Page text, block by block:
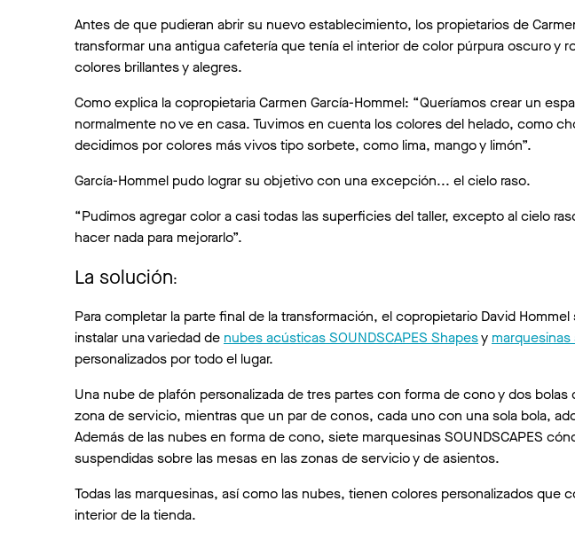
Antes de que pudieran abrir su nuevo establecimiento, los propietarios de
transformar una antigua cafetería que tenía el interior de color púrpura oscuro y
colores brillantes y alegres.
Como explica la copropietaria Carmen García-Hommel: “Queríamos crear un
normalmente no ve en casa. Tuvimos en cuenta los colores del helado, como
decidimos por colores más vivos tipo sorbete, como lima, mango y limón”.
García-Hommel pudo lograr su objetivo con una excepción... el cielo raso.
“Pudimos agregar color a casi todas las superficies del taller, excepto al cielo
hacer nada para mejorarlo”.
La solución:
Para completar la parte final de la transformación, el copropietario David
instalar una variedad de nubes acústicas SOUNDSCAPES Shapesy marquesinas
personalizados por todo el lugar.
Una nube de plafón personalizada de tres partes con forma de cono y dos bolas
zona de servicio, mientras que un par de conos, cada uno con una sola bola,
Además de las nubes en forma de cono, siete marquesinas SOUNDSCAPES
suspendidas sobre las mesas en las zonas de servicio y de asientos.
Todas las marquesinas, así como las nubes, tienen colores personalizados que
interior de la tienda.